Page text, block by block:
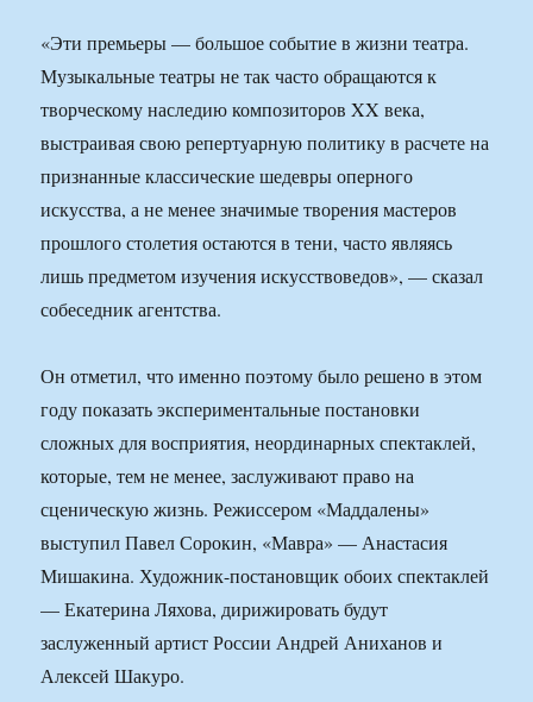
«Эти премьеры — большое событие в жизни театра.
Музыкальные театры не так часто обращаются к
творческому наследию композиторов XX века,
выстраивая свою репертуарную политику в расчете на
признанные классические шедевры оперного
искусства, а не менее значимые творения мастеров
прошлого столетия остаются в тени, часто являясь
лишь предметом изучения искусствоведов», — сказал
собеседник агентства.
Он отметил, что именно поэтому было решено в этом
году показать экспериментальные постановки
сложных для восприятия, неординарных спектаклей,
которые, тем не менее, заслуживают право на
сценическую жизнь. Режиссером «Маддалены»
выступил Павел Сорокин, «Мавра» — Анастасия
Мишакина. Художник-постановщик обоих спектаклей
— Екатерина Ляхова, дирижировать будут
заслуженный артист России Андрей Аниханов и
Алексей Шакуро.